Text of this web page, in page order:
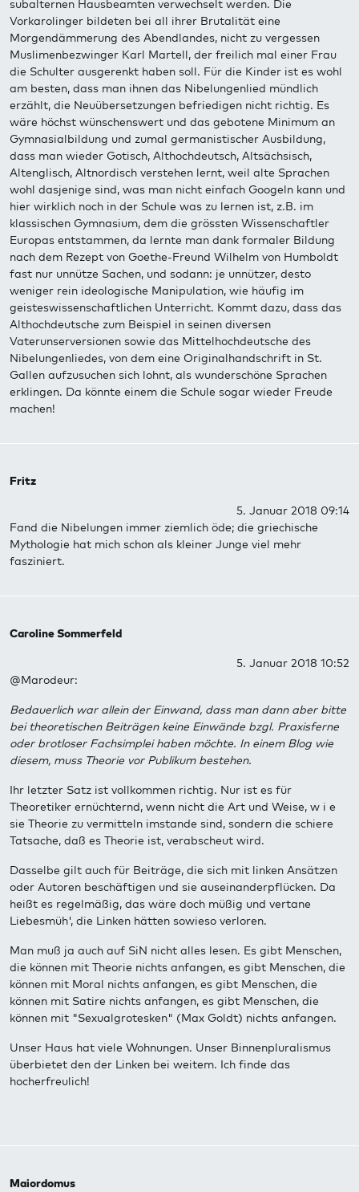
subalternen Hausbeamten verwechselt werden. Die
Vorkarolinger bildeten bei all ihrer Brutalität eine
Morgendämmerung des Abendlandes, nicht zu vergessen
Muslimenbezwinger Karl Martell, der freilich mal einer Frau
die Schulter ausgerenkt haben soll. Für die Kinder ist es wohl
am besten, dass man ihnen das Nibelungenlied mündlich
erzählt, die Neuübersetzungen befriedigen nicht richtig. Es
wäre höchst wünschenswert und das gebotene Minimum an
Gymnasialbildung und zumal germanistischer Ausbildung,
dass man wieder Gotisch, Althochdeutsch, Altsächsisch,
Altenglisch, Altnordisch verstehen lernt, weil alte Sprachen
wohl dasjenige sind, was man nicht einfach Googeln kann und
hier wirklich noch in der Schule was zu lernen ist, z.B. im
klassischen Gymnasium, dem die grössten Wissenschaftler
Europas entstammen, da lernte man dank formaler Bildung
nach dem Rezept von Goethe-Freund Wilhelm von Humboldt
fast nur unnütze Sachen, und sodann: je unnützer, desto
weniger rein ideologische Manipulation, wie häufig im
geisteswissenschaftlichen Unterricht. Kommt dazu, dass das
Althochdeutsche zum Beispiel in seinen diversen
Vaterunserversionen sowie das Mittelhochdeutsche des
Nibelungenliedes, von dem eine Originalhandschrift in St.
Gallen aufzusuchen sich lohnt, als wunderschöne Sprachen
erklingen. Da könnte einem die Schule sogar wieder Freude
machen!
Fritz
5. Januar 2018 09:14
Fand die Nibelungen immer ziemlich öde; die griechische
Mythologie hat mich schon als kleiner Junge viel mehr
fasziniert.
Caroline Sommerfeld
5. Januar 2018 10:52
@Marodeur:
Bedauerlich war allein der Einwand, dass man dann aber bitte
bei theoretischen Beiträgen keine Einwände bzgl. Praxisferne
oder brotloser Fachsimplei haben möchte. In einem Blog wie
diesem, muss Theorie vor Publikum bestehen.
Ihr letzter Satz ist vollkommen richtig. Nur ist es für
Theoretiker ernüchternd, wenn nicht die Art und Weise, w i e
sie Theorie zu vermitteln imstande sind, sondern die schiere
Tatsache, daß es Theorie ist, verabscheut wird.
Dasselbe gilt auch für Beiträge, die sich mit linken Ansätzen
oder Autoren beschäftigen und sie auseinanderpflücken. Da
heißt es regelmäßig, das wäre doch müßig und vertane
Liebesmüh', die Linken hätten sowieso verloren.
Man muß ja auch auf SiN nicht alles lesen. Es gibt Menschen,
die können mit Theorie nichts anfangen, es gibt Menschen, die
können mit Moral nichts anfangen, es gibt Menschen, die
können mit Satire nichts anfangen, es gibt Menschen, die
können mit "Sexualgrotesken" (Max Goldt) nichts anfangen.
Unser Haus hat viele Wohnungen. Unser Binnenpluralismus
überbietet den der Linken bei weitem. Ich finde das
hocherfreulich!
Maiordomus